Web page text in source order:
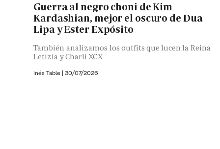
Guerra al negro choni de Kim
Kardashian, mejor el oscuro de Dua
Lipa y Ester Expósito
También analizamos los outfits que lucen la Reina
Letizia y Charli XCX
Inés Table | 30/07/2026